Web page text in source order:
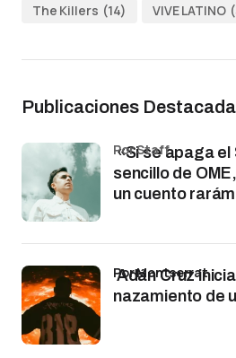
The Killers (14) VIVE LATINO
Publicaciones
«Si se apaga el
sencillo de
un cuento
por Staff
Adán Cruz
nazamiento de
por Montserrat